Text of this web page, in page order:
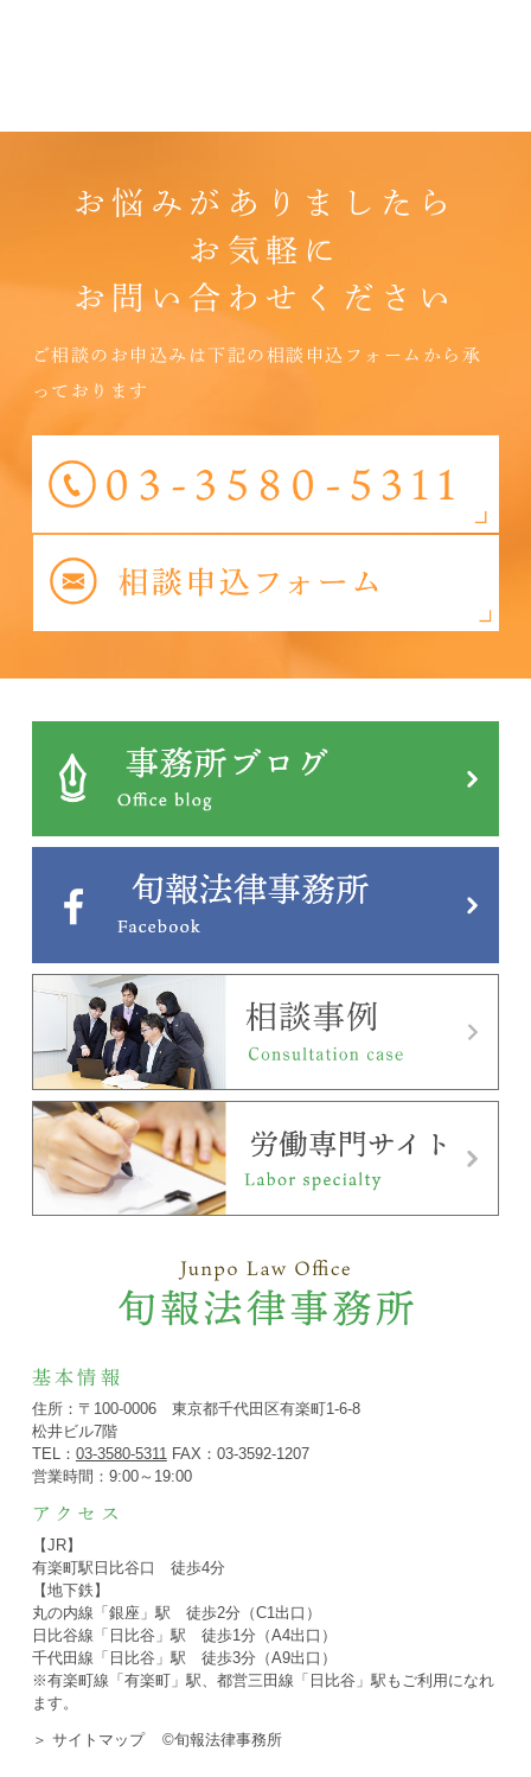
お悩みがありましたら
お気軽に
お問い合わせください
ご相談のお申込みは下記の相談申込フォームから承
っております
基本情報
住所：〒100-0006 東京都千代田区有楽町1-6-8
松井ビル7階
TEL： 03-3580-5311 FAX：03-3592-1207
営業時間：9:00～19:00
アクセス
【JR】
有楽町駅日比谷口 徒歩4分
【地下鉄】
丸の内線「銀座」駅 徒歩2分（C1出口）
日比谷線「日比谷」駅 徒歩1分（A4出口）
千代田線「日比谷」駅 徒歩3分（A9出口）
※有楽町線「有楽町」駅、都営三田線「日比谷」駅もご利用になれ
ます。
＞ サイトマップ ©旬報法律事務所